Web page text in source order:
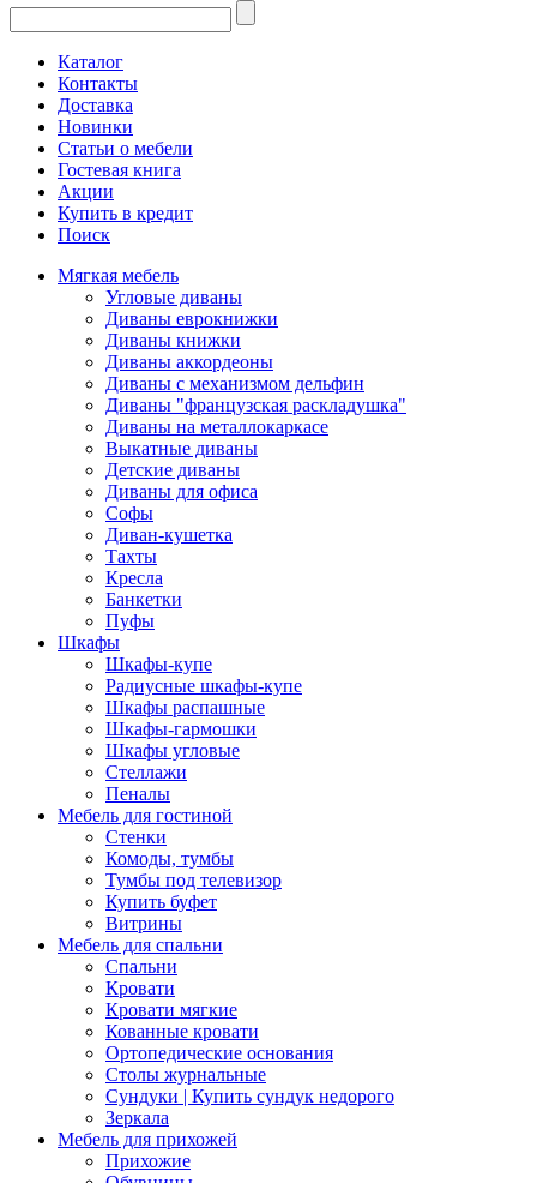
Каталог
Контакты
Доставка
Новинки
Статьи о мебели
Гостевая книга
Акции
Купить в кредит
Поиск
Мягкая мебель
Угловые диваны
Диваны еврокнижки
Диваны книжки
Диваны аккордеоны
Диваны с механизмом дельфин
Диваны "французская раскладушка"
Диваны на металлокаркасе
Выкатные диваны
Детские диваны
Диваны для офиса
Софы
Диван-кушетка
Тахты
Кресла
Банкетки
Пуфы
Шкафы
Шкафы-купе
Радиусные шкафы-купе
Шкафы распашные
Шкафы-гармошки
Шкафы угловые
Стеллажи
Пеналы
Мебель для гостиной
Стенки
Комоды, тумбы
Тумбы под телевизор
Купить буфет
Витрины
Мебель для спальни
Спальни
Кровати
Кровати мягкие
Кованные кровати
Ортопедические основания
Столы журнальные
Сундуки | Купить сундук недорого
Зеркала
Мебель для прихожей
Прихожие